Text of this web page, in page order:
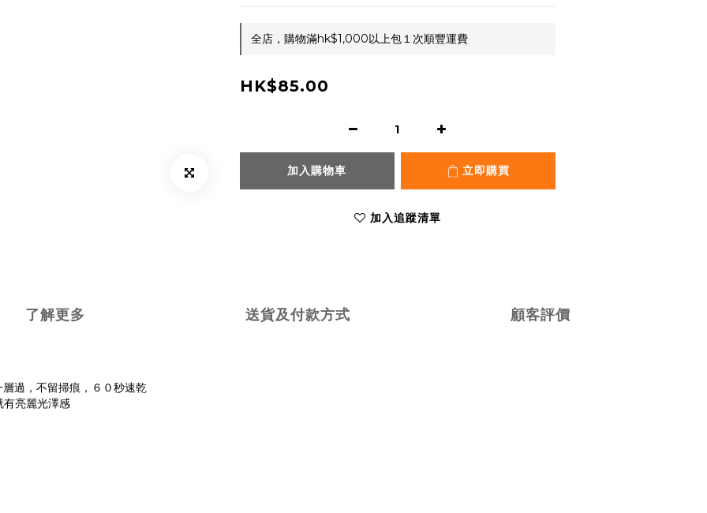
全店，購物滿hk$1,000以上包１次順豐運費
HK$85.00
加入購物車 立即購買
加入追蹤清單
了解更多 送貨及付款方式 顧客評價
過，不留掃痕，６０秒速乾
亮麗光澤感